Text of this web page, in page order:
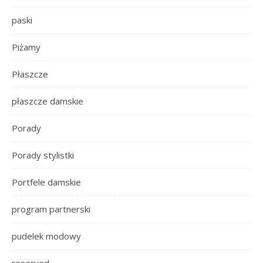
paski
Piżamy
Płaszcze
płaszcze damskie
Porady
Porady stylistki
Portfele damskie
program partnerski
pudelek modowy